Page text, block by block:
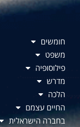
חומשים
משפט
פילוסופיה
מדרש
הלכה
החיים עצמם
בחברה הישראלית